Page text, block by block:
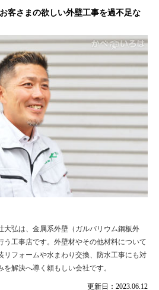
客さまの欲しい外壁工事を過不足な
更新日：2023.06.12
大弘は、金属系外壁（ガルバリウム鋼板外
う工事店です。外壁材やその他材料について
リフォームや水まわり交換、防水工事にも対
解決へ導く頼もしい会社です。